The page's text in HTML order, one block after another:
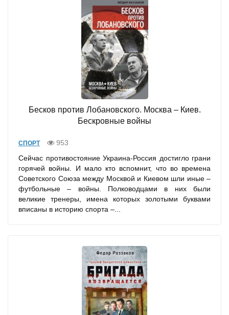
Бесков против Лобановского. Москва – Киев.
Бескровные войны
СПОРТ
953
Сейчас противостояние Украина-Россия достигло грани
горячей войны. И мало кто вспомнит, что во времена
Советского Союза между Москвой и Киевом шли иные –
футбольные – войны. Полководцами в них были
великие тренеры, имена которых золотыми буквами
вписаны в историю спорта –...